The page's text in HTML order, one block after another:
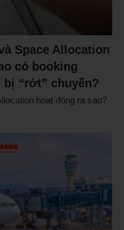
Space Allocation
có booking
“rớt” chuyến?
hoạt động ra sao?